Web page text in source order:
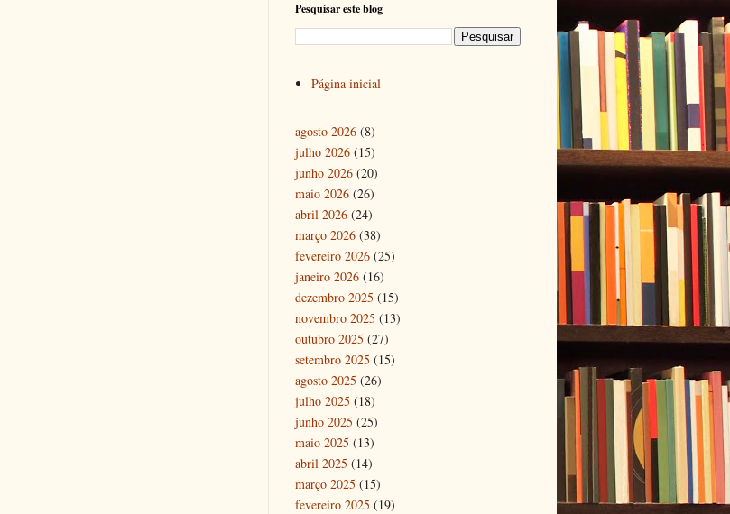
Pesquisar este blog
Página inicial
agosto 2026 (8)
julho 2026 (15)
junho 2026 (20)
maio 2026 (26)
abril 2026 (24)
março 2026 (38)
fevereiro 2026 (25)
janeiro 2026 (16)
dezembro 2025 (15)
novembro 2025 (13)
outubro 2025 (27)
setembro 2025 (15)
agosto 2025 (26)
julho 2025 (18)
junho 2025 (25)
maio 2025 (13)
abril 2025 (14)
março 2025 (15)
fevereiro 2025 (19)